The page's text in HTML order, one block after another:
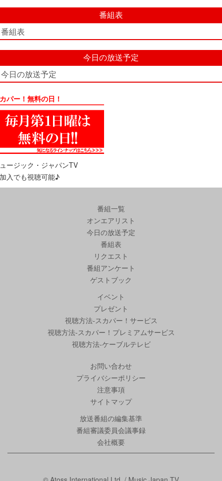
番組表
番組表
今日の放送予定
今日の放送予定
パー！無料の日！
ージック・ジャパンTV
入でも視聴可能♪
番組一覧
オンエアリスト
今日の放送予定
番組表
リクエスト
番組アンケート
ゲストブック
イベント
プレゼント
視聴方法-スカパー！サービス
視聴方法-スカパー！プレミアムサービス
視聴方法-ケーブルテレビ
お問い合わせ
プライバシーポリシー
注意事項
サイトマップ
放送番組の編集基準
番組審議委員会議事録
会社概要